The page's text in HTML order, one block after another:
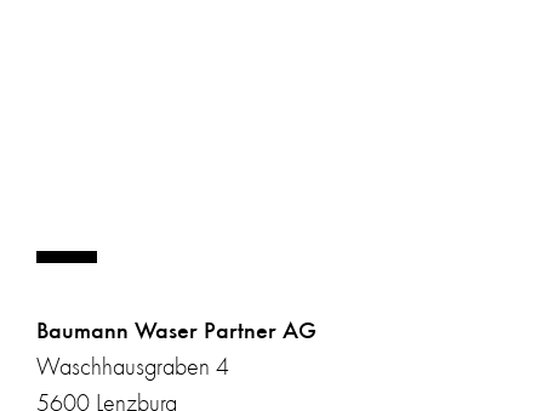
LERNEN WIR UNS KENNEN!
Baumann Waser Partner AG
Waschhausgraben 4
5600 Lenzburg